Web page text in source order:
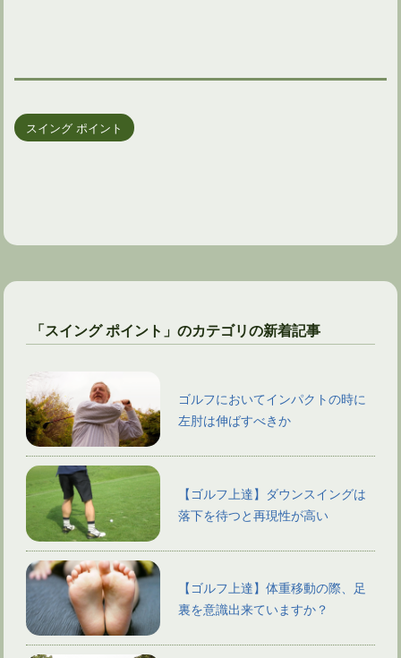
スイング ポイント
「スイング ポイント」のカテゴリの新着記事
ゴルフにおいてインパクトの時に
左肘は伸ばすべきか
【ゴルフ上達】ダウンスイングは
落下を待つと再現性が高い
【ゴルフ上達】体重移動の際、足
裏を意識出来ていますか？